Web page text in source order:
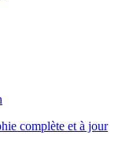
complète et à jour